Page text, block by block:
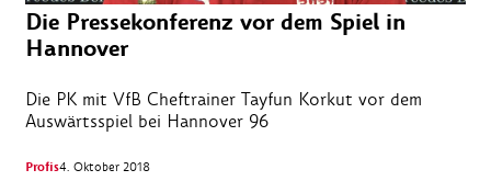
Die Pressekonferenz vor dem Spiel in
Hannover
Die PK mit VfB Cheftrainer Tayfun Korkut vor dem
Auswärtsspiel bei Hannover 96
Profis4. Oktober 2018